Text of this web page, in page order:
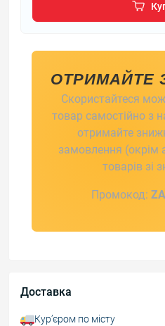
ОТРИМАЙТЕ
Скористайтеся
товар самостійно з
отримайте
замовлення (окрім
товарів зі
Промокод:
Доставка
Курʼєром по місту